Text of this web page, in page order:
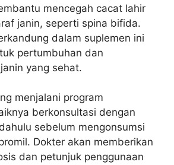
mencegah cacat lahir
janin, seperti spina bifida.
dalam suplemen ini
pertumbuhan dan
yang sehat.
menjalani program
berkonsultasi dengan
sebelum mengonsumsi
Dokter akan memberikan
dan petunjuk penggunaan